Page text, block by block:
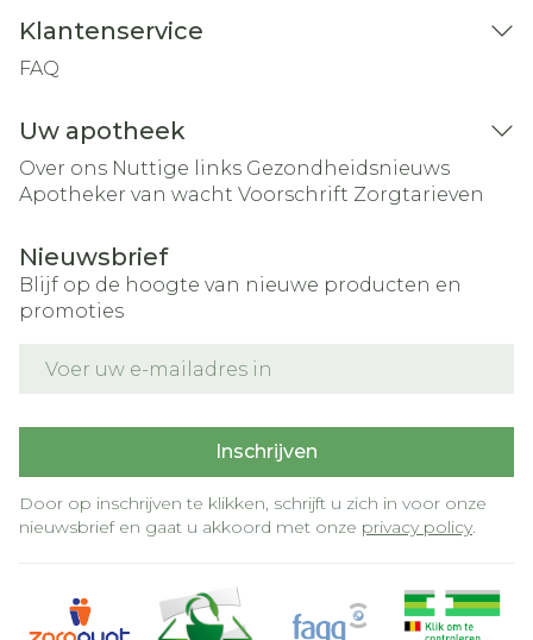
Klantenservice
FAQ
Uw apotheek
Over ons Nuttige links Gezondheidsnieuws
Apotheker van wacht Voorschrift Zorgtarieven
Nieuwsbrief
Blijf op de hoogte van nieuwe producten en
promoties
Inschrijven
Door op inschrijven te klikken, schrijft u zich in voor onze
nieuwsbrief en gaat u akkoord met onze privacy policy.